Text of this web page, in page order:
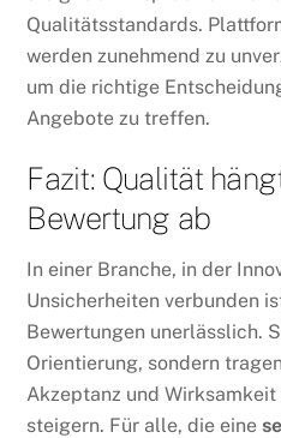
Qualitätsstandards.
werden zunehmend zu
um die richtige
Angebote zu treffen.
Fazit: Qualität
Bewertung ab
In einer Branche, in der
Unsicherheiten verbunden
Bewertungen unerlässlich.
Orientierung, sondern
Akzeptanz und
steigern. Für alle, die eine